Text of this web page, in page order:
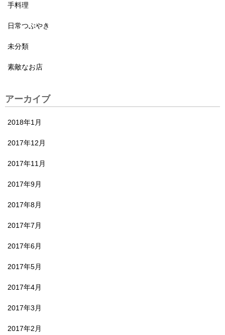
手料理
日常つぶやき
未分類
素敵なお店
アーカイブ
2018年1月
2017年12月
2017年11月
2017年9月
2017年8月
2017年7月
2017年6月
2017年5月
2017年4月
2017年3月
2017年2月